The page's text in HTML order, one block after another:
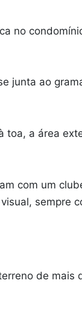
no
junta ao
a área
com um
sempre
de mais